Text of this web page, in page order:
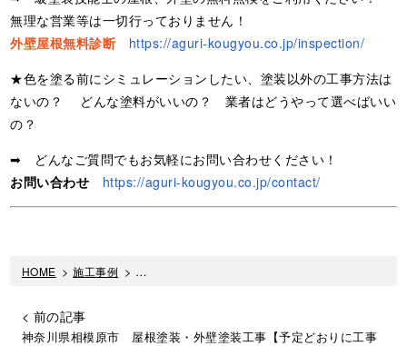
無理な営業等は一切行っておりません！
外壁屋根無料診断
https://aguri-kougyou.co.jp/inspection/
★色を塗る前にシミュレーションしたい、塗装以外の工事方法は
ないの？ どんな塗料がいいの？ 業者はどうやって選べばいい
の？
➡ どんなご質問でもお気軽にお問い合わせください！
お問い合わせ
https://aguri-kougyou.co.jp/contact/
HOME >施工事例 > 【神奈川県厚木市 K様邸 外壁塗装工事】サイディ
< 前の記事
神奈川県相模原市 屋根塗装・外壁塗装工事【予定どおりに工事